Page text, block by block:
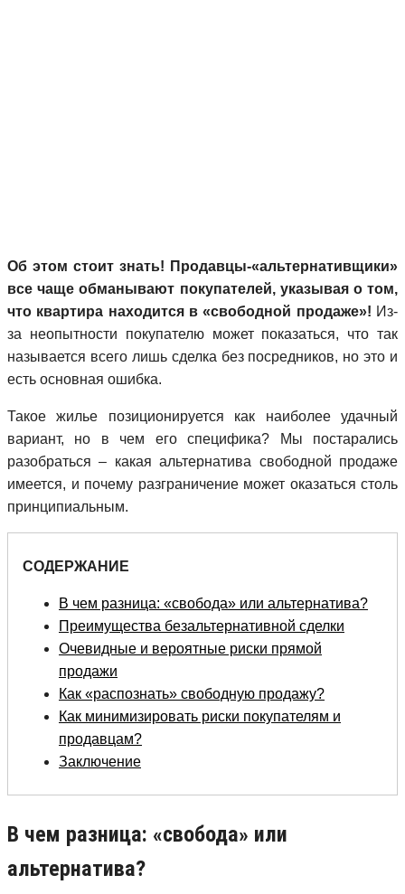
Об этом стоит знать! Продавцы-«альтернативщики»
все чаще обманывают покупателей, указывая о том,
что квартира находится в «свободной продаже»! Из-
за неопытности покупателю может показаться, что так
называется всего лишь сделка без посредников, но это и
есть основная ошибка.
Такое жилье позиционируется как наиболее удачный
вариант, но в чем его специфика? Мы постарались
разобраться – какая альтернатива свободной продаже
имеется, и почему разграничение может оказаться столь
принципиальным.
СОДЕРЖАНИЕ
В чем разница: «свобода» или альтернатива?
Преимущества безальтернативной сделки
Очевидные и вероятные риски прямой
продажи
Как «распознать» свободную продажу?
Как минимизировать риски покупателям и
продавцам?
Заключение
В чем разница: «свобода» или
альтернатива?